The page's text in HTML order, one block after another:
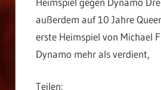
außerdem auf 10 Jahre
erste Heimspiel von Michael
Dynamo mehr als verdient,
Teilen: